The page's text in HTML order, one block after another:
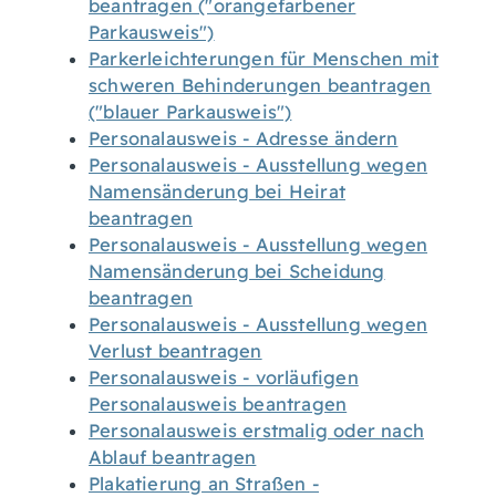
beantragen ("orangefarbener
Parkausweis")
Parkerleichterungen für Menschen mit
schweren Behinderungen beantragen
("blauer Parkausweis")
Personalausweis - Adresse ändern
Personalausweis - Ausstellung wegen
Namensänderung bei Heirat
beantragen
Personalausweis - Ausstellung wegen
Namensänderung bei Scheidung
beantragen
Personalausweis - Ausstellung wegen
Verlust beantragen
Personalausweis - vorläufigen
Personalausweis beantragen
Personalausweis erstmalig oder nach
Ablauf beantragen
Plakatierung an Straßen -